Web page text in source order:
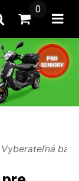
Prejsť na
0
Vyberateľná